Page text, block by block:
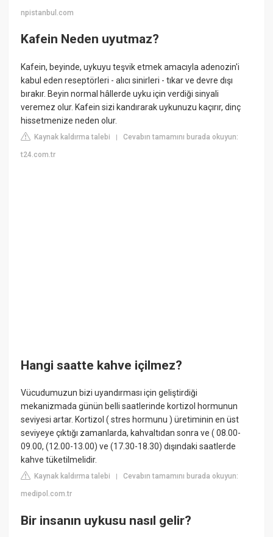
npistanbul.com
Kafein Neden uyutmaz?
Kafein, beyinde, uykuyu teşvik etmek amacıyla adenozin'i
kabul eden reseptörleri - alıcı sinirleri - tıkar ve devre dışı
bırakır. Beyin normal hâllerde uyku için verdiği sinyali
veremez olur. Kafein sizi kandırarak uykunuzu kaçırır, dinç
hissetmenize neden olur.
Kaynak kaldırma talebi |Cevabın tamamını burada okuyun:
t24.com.tr
Hangi saatte kahve içilmez?
Vücudumuzun bizi uyandırması için geliştirdiği
mekanizmada günün belli saatlerinde kortizol hormunun
seviyesi artar. Kortizol ( stres hormunu ) üretiminin en üst
seviyeye çıktığı zamanlarda, kahvaltıdan sonra ve ( 08.00-
09.00, (12.00-13.00) ve (17.30-18.30) dışındaki saatlerde
kahve tüketilmelidir.
Kaynak kaldırma talebi |Cevabın tamamını burada okuyun:
medipol.com.tr
Bir insanın uykusu nasıl gelir?